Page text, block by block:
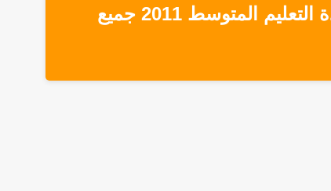
تحميل مواضيع وحلول شهادة التعليم المتوسط 2011 جميع